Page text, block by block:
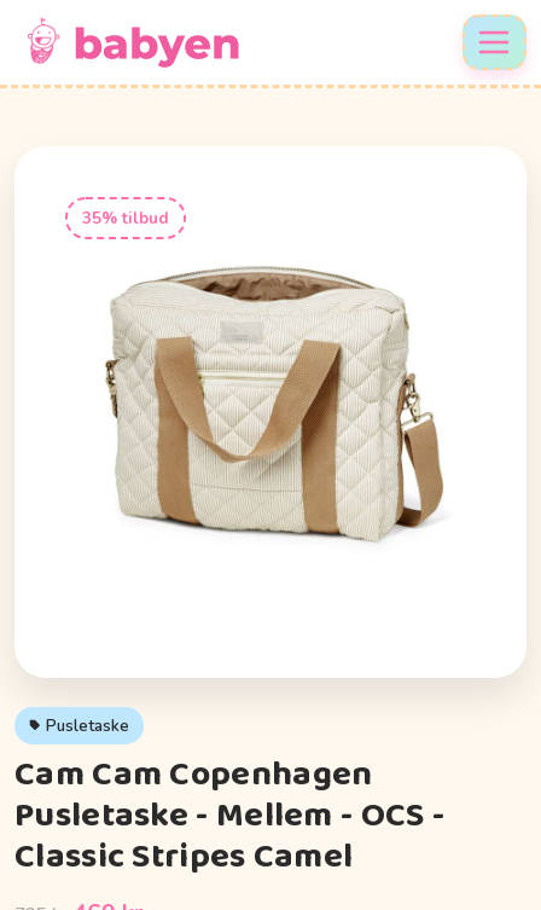
35% tilbud
Pusletaske
Cam Cam Copenhagen
Pusletaske - Mellem - OCS -
Classic Stripes Camel